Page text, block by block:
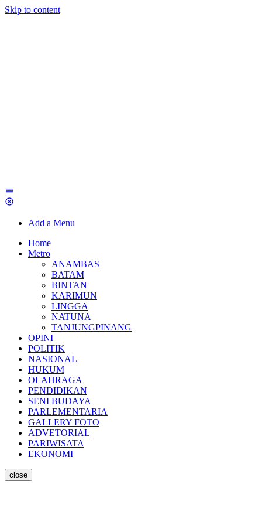
Skip to content
Add a Menu
Home
Metro
ANAMBAS
BATAM
BINTAN
KARIMUN
LINGGA
NATUNA
TANJUNGPINANG
OPINI
POLITIK
NASIONAL
HUKUM
OLAHRAGA
PENDIDIKAN
SENI BUDAYA
PARLEMENTARIA
GALLERY FOTO
ADVETORIAL
PARIWISATA
EKONOMI
close